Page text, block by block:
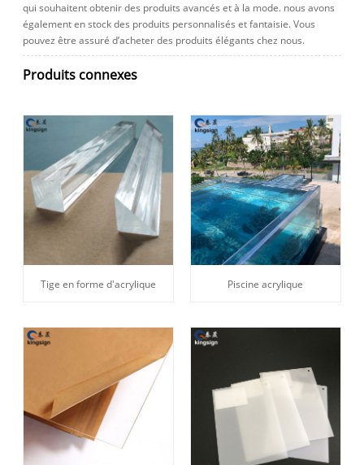
qui souhaitent obtenir des produits avancés et à la mode. nous avons
également en stock des produits personnalisés et fantaisie. Vous
pouvez être assuré d’acheter des produits élégants chez nous.
Produits connexes
Tige en forme d'acrylique Piscine acrylique